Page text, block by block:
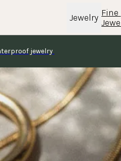
Jewelry Fine
jewelry